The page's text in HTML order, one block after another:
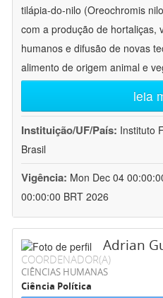
tilápia-do-nilo (Oreochromis
com a produção de hortaliças,
humanos e difusão de novas
alimento de origem animal e
leia
Instituição/UF/País: Instituto
Brasil
Vigência: Mon Dec 04
00:00:00 BRT 2026
Adrian
COORDENADOR(A)
CIÊNCIAS HUMANAS
Ciência Política